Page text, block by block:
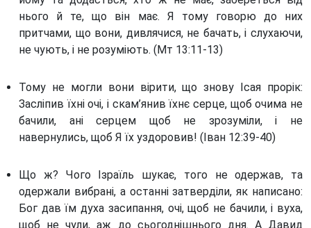
нього й те, що він має. Я тому говорю до них
притчами, що вони, дивлячися, не бачать, і слухаючи,
не чують, і не розуміють. (Мт 13:11-13)
Тому не могли вони вірити, що знову Ісая прорік:
Засліпив їхні очі, і скам’янив їхнє серце, щоб очима не
бачили, ані серцем щоб не зрозуміли, і не
навернулись, щоб Я їх уздоровив! (Іван 12:39-40)
Що ж? Чого Ізраїль шукає, того не одержав, та
одержали вибрані, а останні затверділи, як написано:
Бог дав їм духа засипання, очі, щоб не бачили, і вуха,
щоб не чули, аж до сьогоднішнього дня. А Давид